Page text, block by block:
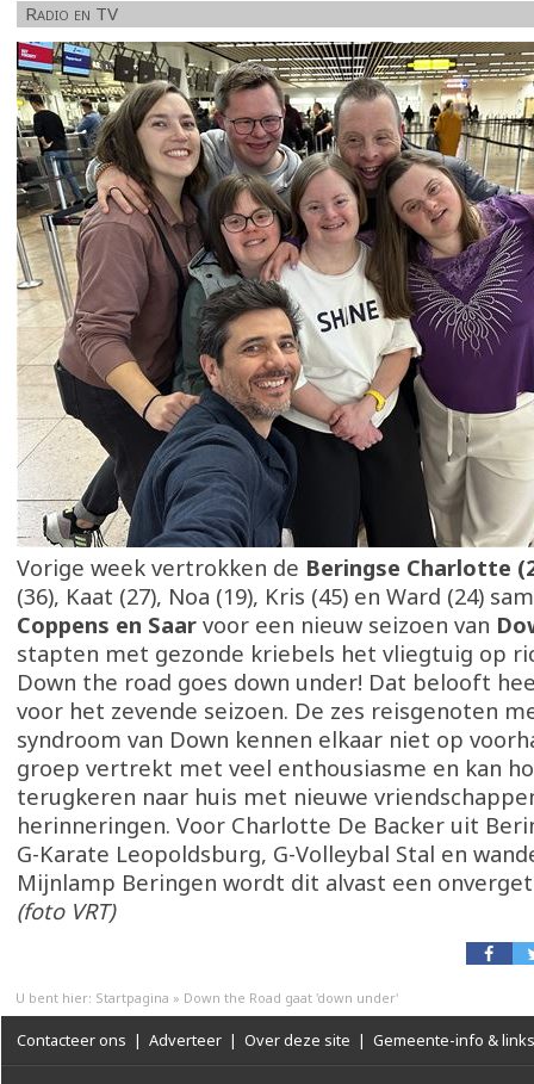
Radio en TV
Vorige week vertrokken de Beringse Charlotte
(36), Kaat (27), Noa (19), Kris (45) en Ward (24)
Coppens en Saar voor een nieuw seizoen van
stapten met gezonde kriebels het vliegtuig op
Down the road goes down under! Dat belooft
voor het zevende seizoen. De zes reisgenoten
syndroom van Down kennen elkaar niet op
groep vertrekt met veel enthousiasme en kan
terugkeren naar huis met nieuwe
herinneringen. Voor Charlotte De Backer uit
G-Karate Leopoldsburg, G-Volleybal Stal en
Mijnlamp Beringen wordt dit alvast een
(foto VRT)
U bent hier: Startpagina » Down the Road gaat 'down under'
Contacteer ons | Adverteer | Over deze site | Gemeente-info & links